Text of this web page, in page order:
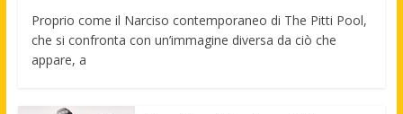
Proprio come il Narciso contemporaneo di The Pitti Pool,
che si confronta con un’immagine diversa da ciò che
appare, a